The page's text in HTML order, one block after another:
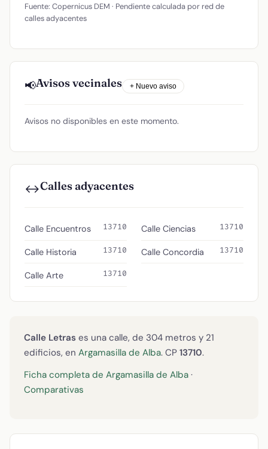
Fuente: Copernicus DEM · Pendiente calculada por red de
calles adyacentes
📢Avisos vecinales + Nuevo aviso
Avisos no disponibles en este momento.
↔️Calles adyacentes
Calle Encuentros 13710
Calle Historia 13710
Calle Arte 13710
Calle Ciencias 13710
Calle Concordia 13710
Calle Letras es una calle, de 304 metros y 21
edificios, en Argamasilla de Alba. CP 13710.
Ficha completa de Argamasilla de Alba ·
Comparativas